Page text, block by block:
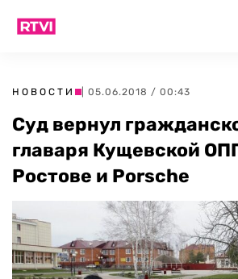
НОВОСТИ | 05.06.2018 / 00:43
Суд вернул
главаря Кущевской
Ростове и Porsche